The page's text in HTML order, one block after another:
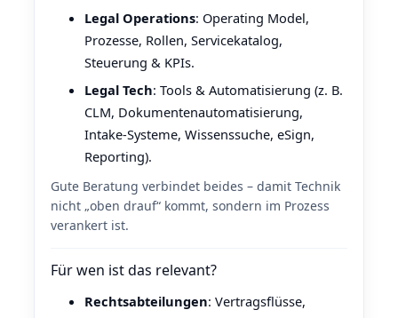
Legal Operations: Operating Model,
Prozesse, Rollen, Servicekatalog,
Steuerung & KPIs.
Legal Tech: Tools & Automatisierung (z. B.
CLM, Dokumentenautomatisierung,
Intake‑Systeme, Wissenssuche, eSign,
Reporting).
Gute Beratung verbindet beides – damit Technik
nicht „oben drauf“ kommt, sondern im Prozess
verankert ist.
Für wen ist das relevant?
Rechtsabteilungen: Vertragsflüsse,